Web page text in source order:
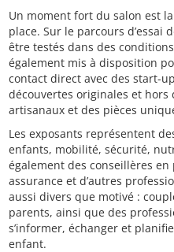
Un moment fort du salon est
place. Sur le parcours
être testés dans des
également mis à disposition
contact direct avec des start-
découvertes originales et
artisanaux et des pièces
Les exposants représentent
enfants, mobilité, sécurité,
également des conseillères
assurance et d’autres
aussi divers que motivé :
parents, ainsi que des
s’informer, échanger et
enfant.